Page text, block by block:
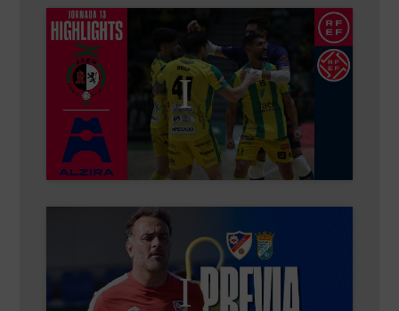
Haz clic para aceptar cookies de marketing
y permitir este contenido
Haz clic para aceptar cookies de marketing
y permitir este contenido